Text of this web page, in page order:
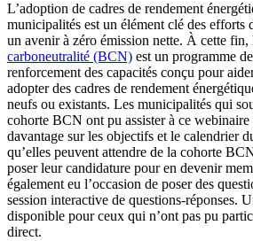
L’adoption de cadres de rendement
municipalités est un élément clé des efforts
un avenir à zéro émission nette. À cette fin,
carboneutralité (BCN) est un programme
renforcement des capacités conçu pour
adopter des cadres de rendement
neufs ou existants. Les municipalités qui
cohorte BCN ont pu assister à ce
davantage sur les objectifs et le calendrier
qu’elles peuvent attendre de la cohorte
poser leur candidature pour en devenir
également eu l’occasion de poser des
session interactive de questions-réponses.
disponible pour ceux qui n’ont pas pu
direct.